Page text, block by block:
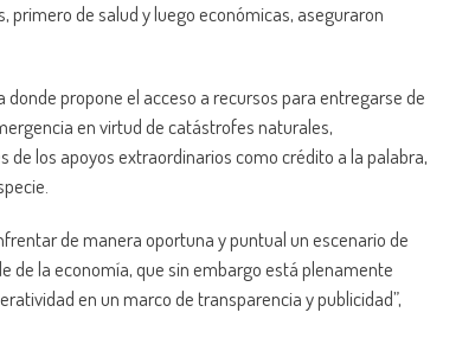
de salud y luego económicas, aseguraron
propone el acceso a recursos para entregarse de
en virtud de catástrofes naturales,
los apoyos extraordinarios como crédito a la palabra,
de manera oportuna y puntual un escenario de
de la economía, que sin embargo está plenamente
en un marco de transparencia y publicidad”,